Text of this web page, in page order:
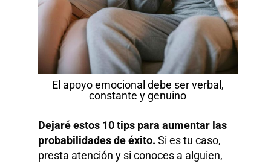
El apoyo emocional debe ser verbal,
constante y genuino
Dejaré estos 10 tips para aumentar las
probabilidades de éxito. Si es tu caso,
presta atención y si conoces a alguien,